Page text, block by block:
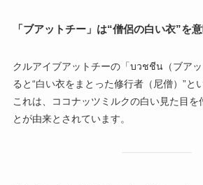
「ブアットチー」は“僧侶の白い衣”を
クルアイブアットチーの「บวชชีน（ブア
ると“白い衣をまとった修行者（尼僧）”と
これは、ココナッツミルクの白い見た目を
とが由来とされています。